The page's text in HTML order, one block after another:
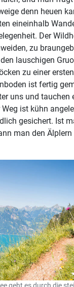
denn heuen
eineinhalb
Der
zu
lauschigen
zu einer
ist fertig
uns und tauchen
ist kühn
gesichert. Ist
man den